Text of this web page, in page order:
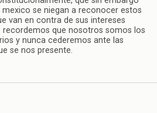
mexico se niegan a reconocer estos
van en contra de sus intereses
recordemos que nosotros somos los
y nunca cederemos ante las
se nos presente.